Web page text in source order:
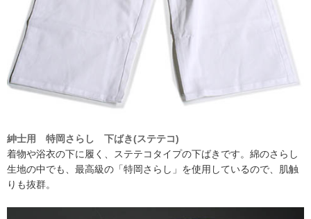
紳士用 特岡さらし 下ばき(ステテコ)
着物や浴衣の下に履く、ステテコタイプの下ばきです。綿のさらし
生地の中でも、最高級の「特岡さらし」を使用しているので、肌触
りも抜群。